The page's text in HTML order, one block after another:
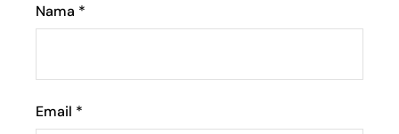
Nama *
Email *